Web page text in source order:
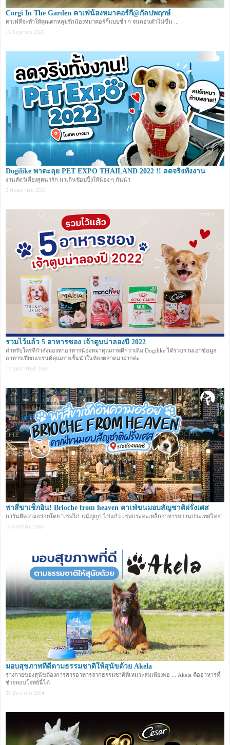
Corgi In The Garden คาเฟ่น้องหมาคอร์กี้@กัลปพฤกษ์
คาเฟ่ที่จะทำให้คุณตกหลุมรักน้องหมาคอร์กี้แบบซ้ำ ๆ จนถอนตัวไม่ขึ้น ...
15 มิถุนายน 2565
Dogilike พาตะลุย PET EXPO THAILAND 2022 !! ลดจริงทั้งงาน
งานสัตว์เลี้ยงสุดน่ารัก มาเดินช้อปปิ้งให้น้อง ๆ กันน้า
5 พฤษภาคม 2565
รวมไว้แล้ว 5 อาหารซอง เจ้าตูบน่าลองปี 2022
สำหรับใครที่กำลังมองหาอาหารน้องหมาคุณภาพดีกว่าเดิม Dogilike ได้รวบรวมเอาข้อมูล
อาหารเปียกแบรนด์คุณภาพชั้นนำในท้องตลาดมาฝากค่ะ
17 กุมภาพันธ์ 2565
พาสี่ขาเช็กอิน! Brioche from heaven คาเฟ่ขนมอบสัญชาติฝรั่งเศส
การันตีความอร่อยโดย "เชฟไก่-ธนัญญา ไข่แก้ว เชฟกระทะเหล็กอาหารหวานประเทศไทย"
10 มกราคม 2565
มอบสุขภาพที่ดีตามธรรมชาติให้สุนัขด้วย Akela
ร่างกายของสุนัขต้องการสารอาหารจากธรรมชาติที่เหมาะสมเพียงพอ ... Akela คืออาหารที่
ช่วยตอบโจทย์นี้ได้
30 ธันวาคม 2564